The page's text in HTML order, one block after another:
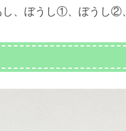
、ぼうし①、ぼうし②